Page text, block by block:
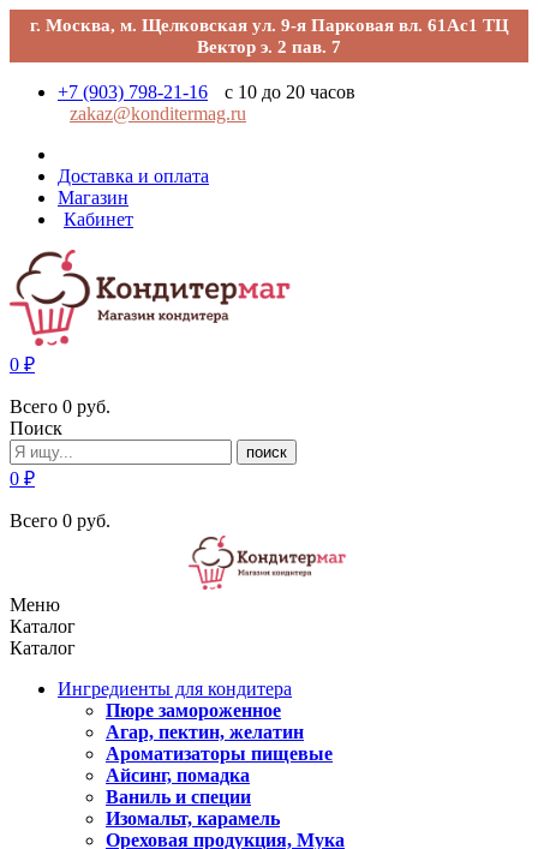
г. Москва, м. Щелковская ул. 9-я Парковая вл. 61Ас1 ТЦ
Вектор э. 2 пав. 7
+7 (903) 798-21-16
с 10 до 20 часов
zakaz@konditermag.ru
Доставка и оплата
Магазин
Кабинет
0 ₽
Всего 0 руб.
Поиск
поиск
0 ₽
Всего 0 руб.
Меню
Каталог
Каталог
Ингредиенты для кондитера
Пюре замороженное
Агар, пектин, желатин
Ароматизаторы пищевые
Айсинг, помадка
Ваниль и специи
Изомальт, карамель
Ореховая продукция, Мука